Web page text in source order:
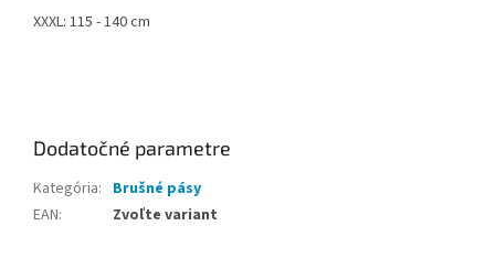
XXXL: 115 - 140 cm
Dodatočné parametre
Kategória: Brušné pásy
EAN: Zvoľte variant